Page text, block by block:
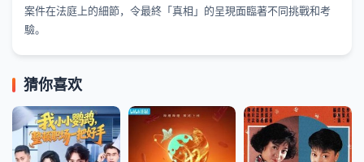
案件在法庭上的細節，令最終「真相」的呈現面臨著不同挑戰和考
驗。
猜你喜欢